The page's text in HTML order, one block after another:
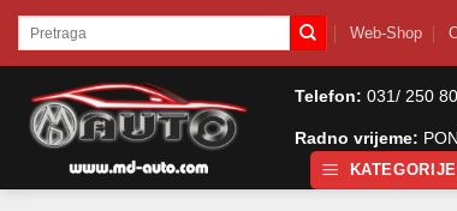
SkipPretraži: Web-Shop
Telefon: 031/ 250
Radno vrijeme: